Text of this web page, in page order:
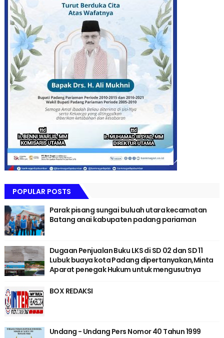
POPULAR POSTS
Parak pisang sungai buluah utara kecamatan
Batang anai kabupaten padang pariaman
Dugaan Penjualan Buku LKS di SD 02 dan SD 11
Lubuk buaya kota Padang dipertanyakan,Minta
Aparat penegak Hukum untuk mengusutnya
BOX REDAKSI
Undang - Undang Pers Nomor 40 Tahun 1999